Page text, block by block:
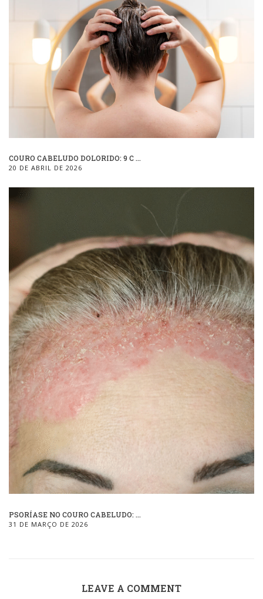
COURO CABELUDO DOLORIDO: 9 C ...
20 DE ABRIL DE 2026
PSORÍASE NO COURO CABELUDO: ...
31 DE MARÇO DE 2026
LEAVE A COMMENT